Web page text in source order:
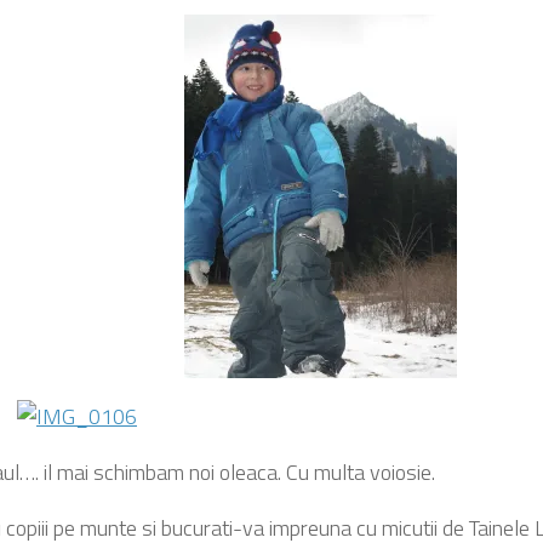
il mai schimbam noi oleaca. Cu multa voiosie.
pe munte si bucurati-va impreuna cu micutii de Tainele